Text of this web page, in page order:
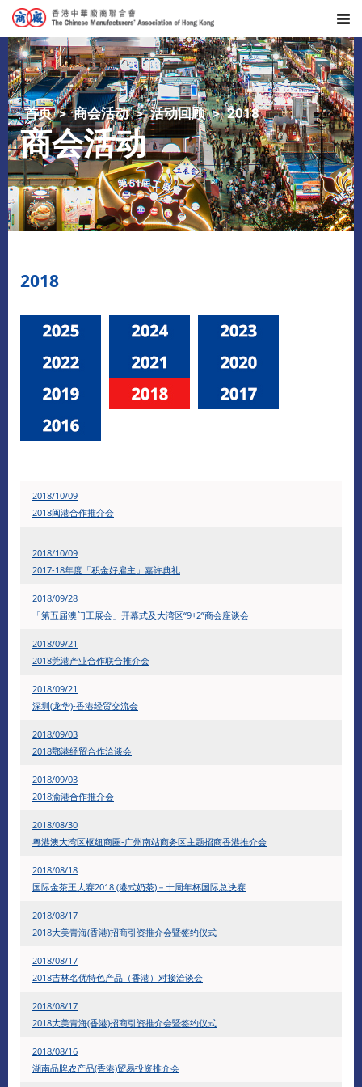
首页 商会活动 活动回顾 2018
商会活动
2018
2018/10/09
2018闽港合作推介会
2018/10/09
2017-18年度「积金好雇主」嘉许典礼
2018/09/28
「第五届澳门工展会」开幕式及大湾区“9+2”商会座谈会
2018/09/21
2018莞港产业合作联合推介会
2018/09/21
深圳(龙华)-香港经贸交流会
2018/09/03
2018鄂港经贸合作洽谈会
2018/09/03
2018渝港合作推介会
2018/08/30
粤港澳大湾区枢纽商圈-广州南站商务区主题招商香港推介会
2018/08/18
国际金茶王大赛2018 (港式奶茶)－十周年杯国际总决赛
2018/08/17
2018大美青海(香港)招商引资推介会暨签约仪式
2018/08/17
2018吉林名优特色产品（香港）对接洽谈会
2018/08/17
2018大美青海(香港)招商引资推介会暨签约仪式
2018/08/16
湖南品牌农产品(香港)贸易投资推介会